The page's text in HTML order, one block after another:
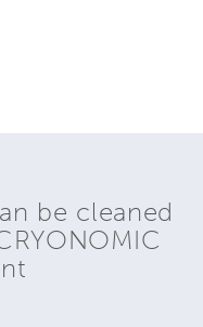
be cleaned